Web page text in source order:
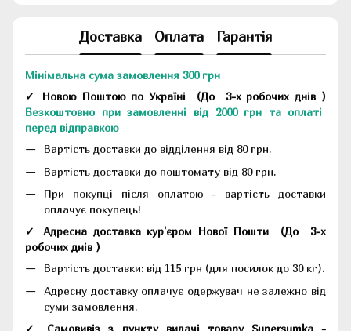
Доставка Оплата Гарантія
Мінімальна сума замовлення 300 грн
✓ Новою Поштою по Україні (До 3-х робочих днів )
Безкоштовно при замовленні від 2000 грн та оплаті
перед відправкою
Вартість доставки до відділення від 80 грн.
Вартість доставки до поштомату від 80 грн.
При покупці після оплатою - вартість доставки
оплачує покупець!
✓ Адресна доставка кур'єром Нової Пошти (До 3-х
робочих днів )
Вартість доставки: від 115 грн (для посилок до 30 кг).
Адресну доставку оплачує одержувач не залежно від
суми замовлення.
✓ Самовивіз з пункту видачі товару Supersumka -